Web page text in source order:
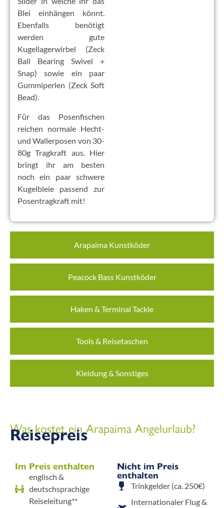
Arapaima Kunstköder
Peacock Bass Kunstköder
Haken & Terminal Tackle
Tools & Reisetaschen
Kleidung & Sonstiges
Blei einhängen könnt.
Ebenfalls benötigt
werden gute
Kugellagerwirbel (Zeck
Ball Bearing Swivel +
Snap) sowie ein paar
Gummiperlen (Zeck Soft
Bead).
Für das Posenfischen
reichen normale Hecht-
und Wallerposen von 30-
80g Tragkraft aus. Hier
bringt ihr am besten
noch ein paar schwere
Kugelbleie passend zur
Posentragkraft mit!
Was kostet ein Arapaima Angelurlaub?
Reisepreis
Im Preis enthalten
englisch &
deutschsprachige
Reiseleitung**
Nicht im Preis
enthalten
Trinkgelder (ca. 250€)
Internationaler Flug &